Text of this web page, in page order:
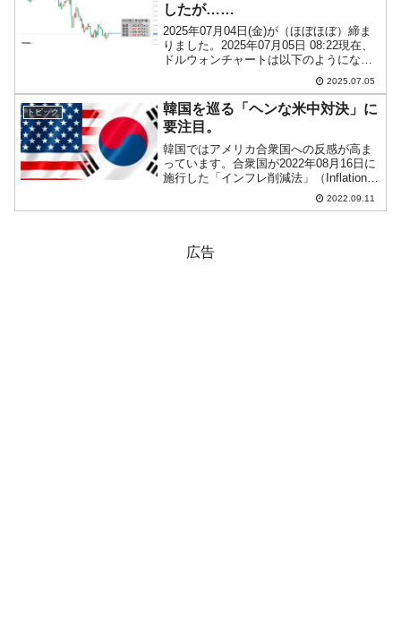
したが……
2025年07月04日(金)が（ほぼほぼ）締ま
りました。2025年07月05日 08:22現在、
ドルウォンチャートは以下のようになっ
ています（チャートは『Investing.com』
より引用：以下同）。コマ足になりまし
たが、「1ドル＝1,3...
2025.07.05
トピック
韓国を巡る「ヘンな米中対決」に
要注目。
韓国ではアメリカ合衆国への反感が高ま
っています。合衆国が2022年08月16日に
施行した「インフレ削減法」（Inflation
Reduction Act：IRA）が「韓国産の電気
自動車を差別的に扱っている」と認識し
2022.09.11
広告